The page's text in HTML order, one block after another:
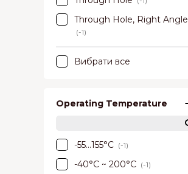
Through Hole, Right Angle
(-1)
Вибрати все
Operating Temperature
-55...155°C (-1)
-40°C ~ 200°C (-1)